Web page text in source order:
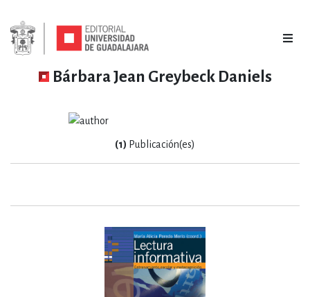
Bárbara Jean Greybeck Daniels
(1) Publicación(es)